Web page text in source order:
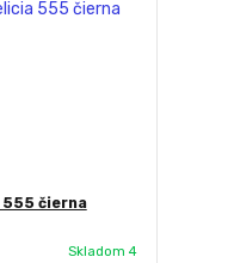
čierna
Skladom 4